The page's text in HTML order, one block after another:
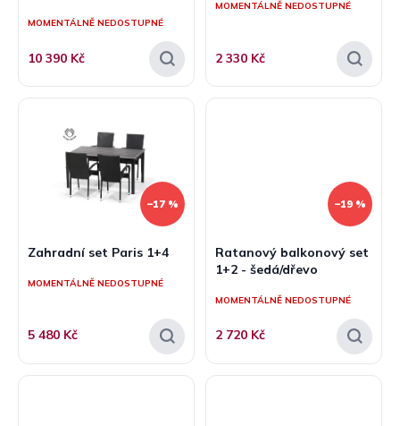
MOMENTÁLNĚ NEDOSTUPNÉ
10 390 Kč
MOMENTÁLNĚ NEDOSTUPNÉ
2 330 Kč
–17 %
Zahradní set Paris 1+4
MOMENTÁLNĚ NEDOSTUPNÉ
5 480 Kč
–19 %
Ratanový balkonový set
1+2 - šedá/dřevo
MOMENTÁLNĚ NEDOSTUPNÉ
2 720 Kč